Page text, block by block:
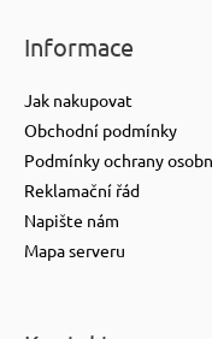
Informace
Jak nakupovat
Obchodní podmínky
Podmínky ochrany
Reklamační řád
Napište nám
Mapa serveru